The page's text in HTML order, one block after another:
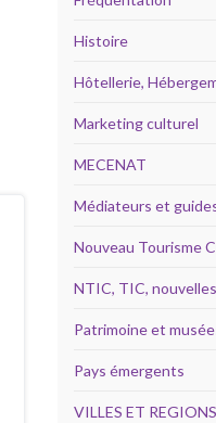
Histoire
Hôtellerie,
Marketing culturel
MECENAT
Médiateurs et
Nouveau Tourisme
NTIC, TIC,
Patrimoine et
Pays émergents
VILLES ET